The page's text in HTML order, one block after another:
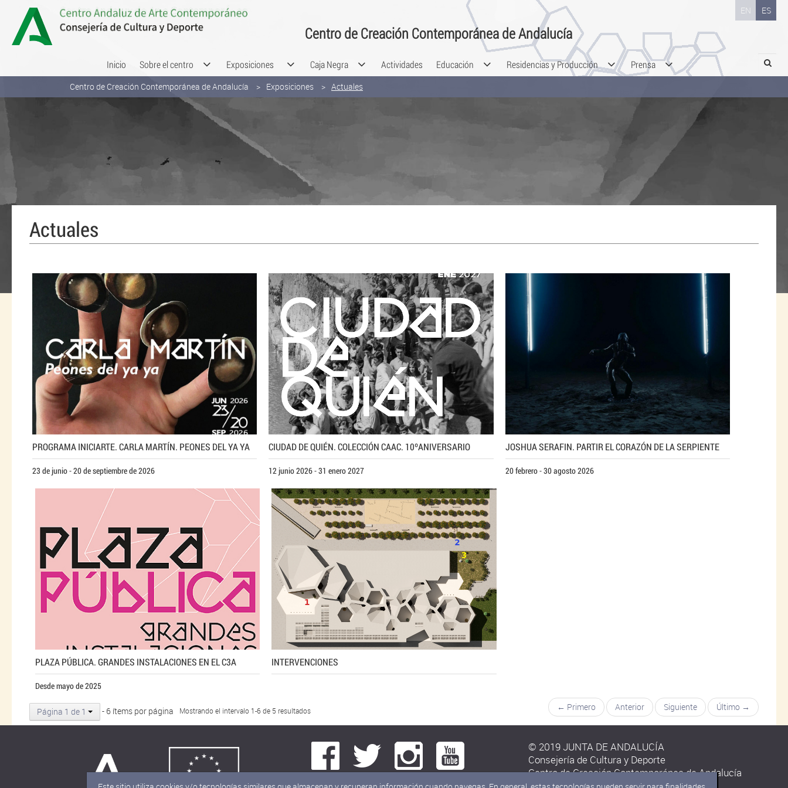
Saltar al contenido ES
EN
Centro de Creación Contemporánea de Andalucía
Inicio Sobre el centro Exposiciones Caja Negra Actividades Educación Residencias y Producción Prensa Search
Centro de Creación Contemporánea de Andalucía Exposiciones Actuales
Actuales
PROGRAMA INICIARTE. CARLA MARTÍN. PEONES DEL YA YA
23 de junio - 20 de septiembre de 2026
CIUDAD DE QUIÉN. COLECCIÓN CAAC. 10ºANIVERSARIO
12 junio 2026 - 31 enero 2027
JOSHUA SERAFIN. PARTIR EL CORAZÓN DE LA SERPIENTE
20 febrero - 30 agosto 2026
PLAZA PÚBLICA. GRANDES INSTALACIONES EN EL C3A
Desde mayo de 2025
INTERVENCIONES
Página 1 de 1 - 6 ítems por página Mostrando el intervalo 1-6 de 5 resultados ← Primero Anterior Siguiente Último →
© 2019 JUNTA DE ANDALUCÍA
Consejería de Cultura y Deporte
Centro de Creación Contemporánea de Andalucía